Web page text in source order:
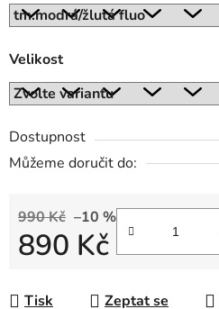
Velikost
Dostupnost
Můžeme doručit do:
990 Kč –10 %
890 Kč
Tisk Zeptat se